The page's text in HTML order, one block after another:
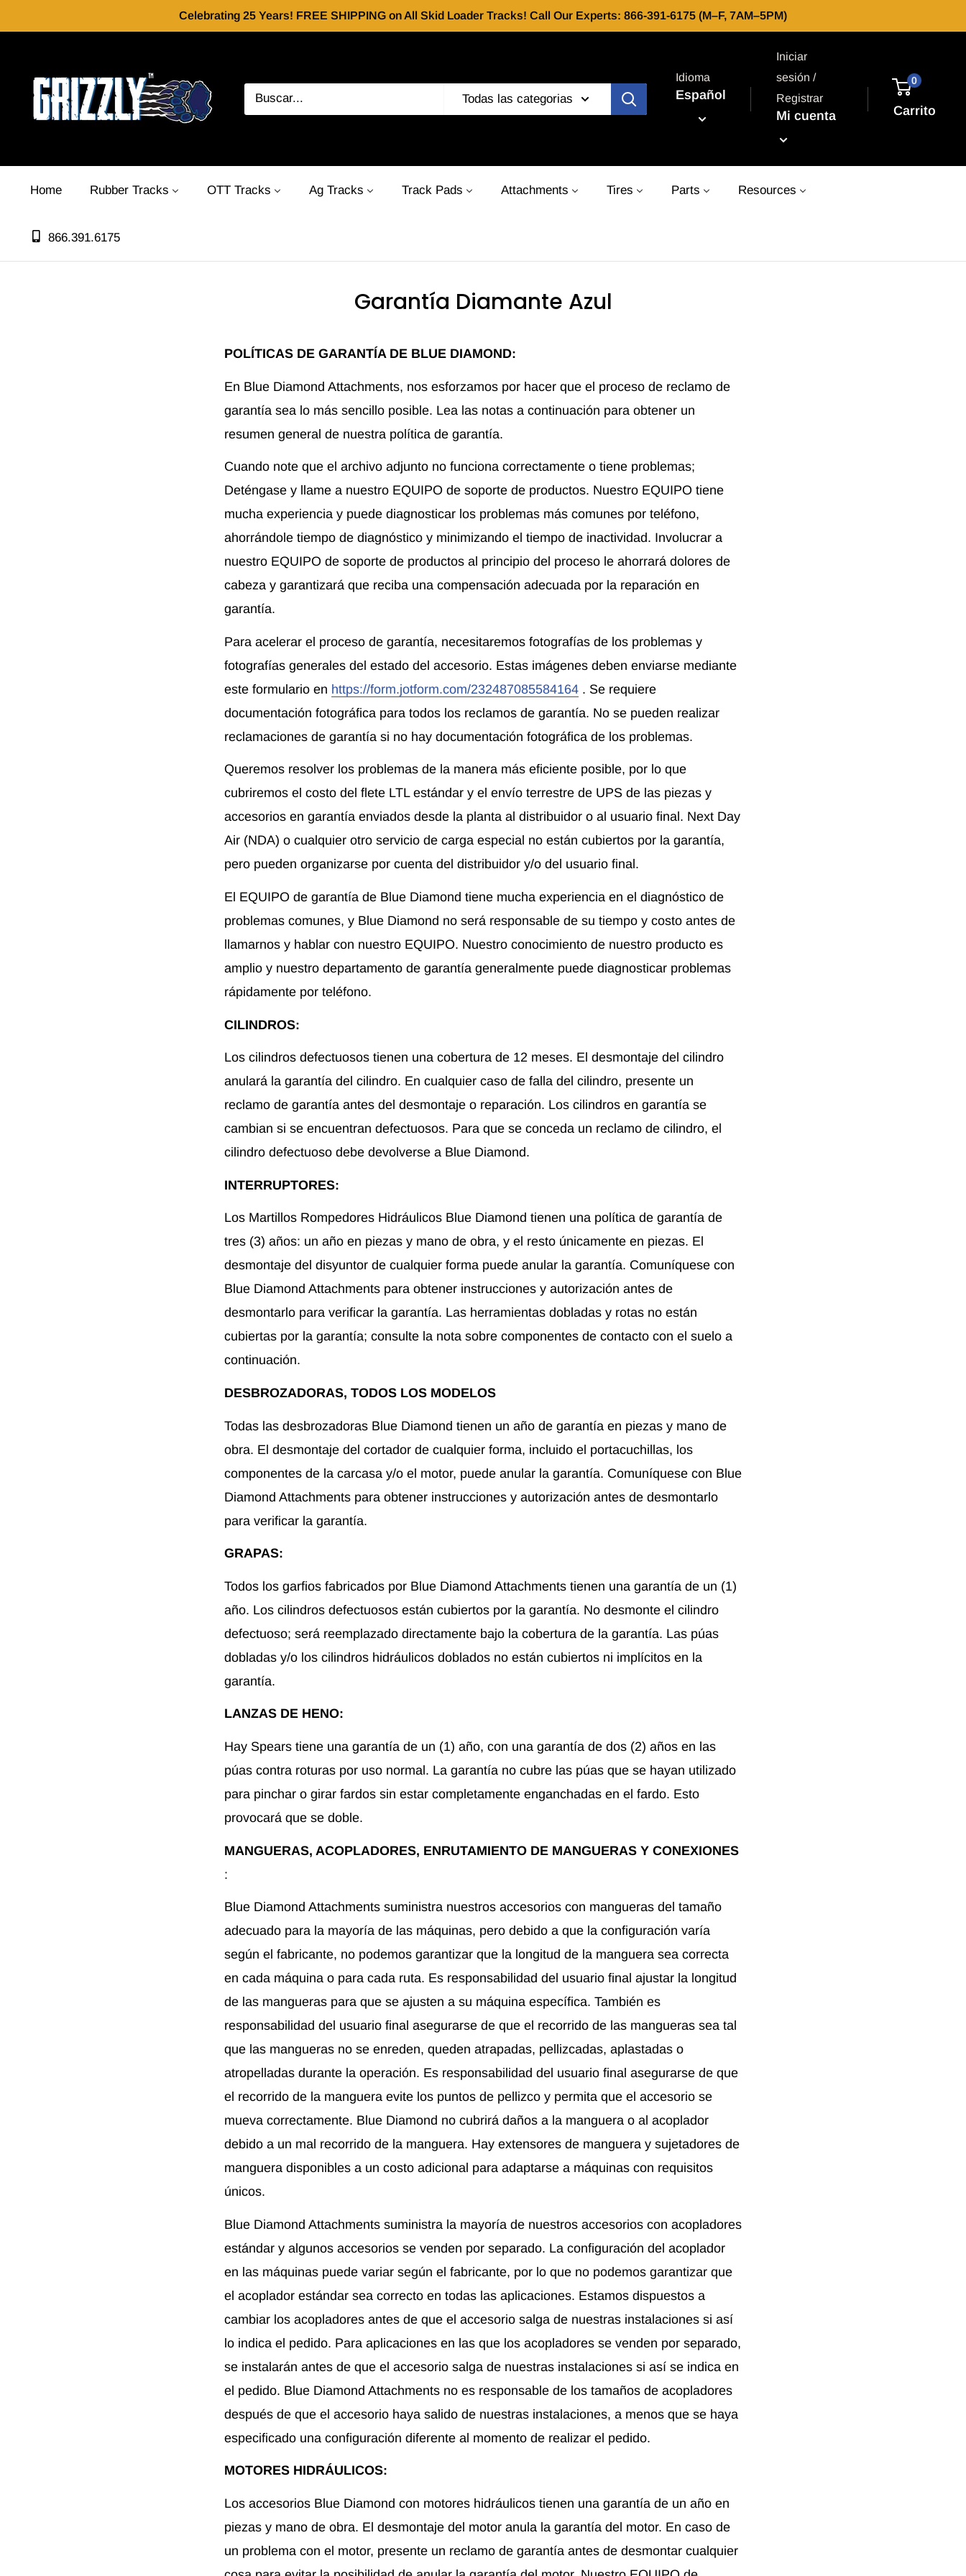
Celebrating 25 Years! FREE SHIPPING on All Skid Loader Tracks! Call Our Experts: 866-391-6175 (M–F, 7AM–5PM)
Todas las categorias
Idioma
Español
Iniciar
sesión /
Registrar
Mi cuenta
0
Carrito
Home Rubber Tracks OTT Tracks Ag Tracks Track Pads Attachments Tires Parts Resources
866.391.6175
Garantía Diamante Azul
POLÍTICAS DE GARANTÍA DE BLUE DIAMOND:
En Blue Diamond Attachments, nos esforzamos por hacer que el proceso de reclamo de
garantía sea lo más sencillo posible. Lea las notas a continuación para obtener un
resumen general de nuestra política de garantía.
Cuando note que el archivo adjunto no funciona correctamente o tiene problemas;
Deténgase y llame a nuestro EQUIPO de soporte de productos. Nuestro EQUIPO tiene
mucha experiencia y puede diagnosticar los problemas más comunes por teléfono,
ahorrándole tiempo de diagnóstico y minimizando el tiempo de inactividad. Involucrar a
nuestro EQUIPO de soporte de productos al principio del proceso le ahorrará dolores de
cabeza y garantizará que reciba una compensación adecuada por la reparación en
garantía.
Para acelerar el proceso de garantía, necesitaremos fotografías de los problemas y
fotografías generales del estado del accesorio. Estas imágenes deben enviarse mediante
este formulario en https://form.jotform.com/232487085584164 . Se requiere
documentación fotográfica para todos los reclamos de garantía. No se pueden realizar
reclamaciones de garantía si no hay documentación fotográfica de los problemas.
Queremos resolver los problemas de la manera más eficiente posible, por lo que
cubriremos el costo del flete LTL estándar y el envío terrestre de UPS de las piezas y
accesorios en garantía enviados desde la planta al distribuidor o al usuario final. Next Day
Air (NDA) o cualquier otro servicio de carga especial no están cubiertos por la garantía,
pero pueden organizarse por cuenta del distribuidor y/o del usuario final.
El EQUIPO de garantía de Blue Diamond tiene mucha experiencia en el diagnóstico de
problemas comunes, y Blue Diamond no será responsable de su tiempo y costo antes de
llamarnos y hablar con nuestro EQUIPO. Nuestro conocimiento de nuestro producto es
amplio y nuestro departamento de garantía generalmente puede diagnosticar problemas
rápidamente por teléfono.
CILINDROS:
Los cilindros defectuosos tienen una cobertura de 12 meses. El desmontaje del cilindro
anulará la garantía del cilindro. En cualquier caso de falla del cilindro, presente un
reclamo de garantía antes del desmontaje o reparación. Los cilindros en garantía se
cambian si se encuentran defectuosos. Para que se conceda un reclamo de cilindro, el
cilindro defectuoso debe devolverse a Blue Diamond.
INTERRUPTORES:
Los Martillos Rompedores Hidráulicos Blue Diamond tienen una política de garantía de
tres (3) años: un año en piezas y mano de obra, y el resto únicamente en piezas. El
desmontaje del disyuntor de cualquier forma puede anular la garantía. Comuníquese con
Blue Diamond Attachments para obtener instrucciones y autorización antes de
desmontarlo para verificar la garantía. Las herramientas dobladas y rotas no están
cubiertas por la garantía; consulte la nota sobre componentes de contacto con el suelo a
continuación.
DESBROZADORAS, TODOS LOS MODELOS
Todas las desbrozadoras Blue Diamond tienen un año de garantía en piezas y mano de
obra. El desmontaje del cortador de cualquier forma, incluido el portacuchillas, los
componentes de la carcasa y/o el motor, puede anular la garantía. Comuníquese con Blue
Diamond Attachments para obtener instrucciones y autorización antes de desmontarlo
para verificar la garantía.
GRAPAS:
Todos los garfios fabricados por Blue Diamond Attachments tienen una garantía de un (1)
año. Los cilindros defectuosos están cubiertos por la garantía. No desmonte el cilindro
defectuoso; será reemplazado directamente bajo la cobertura de la garantía. Las púas
dobladas y/o los cilindros hidráulicos doblados no están cubiertos ni implícitos en la
garantía.
LANZAS DE HENO:
Hay Spears tiene una garantía de un (1) año, con una garantía de dos (2) años en las
púas contra roturas por uso normal. La garantía no cubre las púas que se hayan utilizado
para pinchar o girar fardos sin estar completamente enganchadas en el fardo. Esto
provocará que se doble.
MANGUERAS, ACOPLADORES, ENRUTAMIENTO DE MANGUERAS Y CONEXIONES
:
Blue Diamond Attachments suministra nuestros accesorios con mangueras del tamaño
adecuado para la mayoría de las máquinas, pero debido a que la configuración varía
según el fabricante, no podemos garantizar que la longitud de la manguera sea correcta
en cada máquina o para cada ruta. Es responsabilidad del usuario final ajustar la longitud
de las mangueras para que se ajusten a su máquina específica. También es
responsabilidad del usuario final asegurarse de que el recorrido de las mangueras sea tal
que las mangueras no se enreden, queden atrapadas, pellizcadas, aplastadas o
atropelladas durante la operación. Es responsabilidad del usuario final asegurarse de que
el recorrido de la manguera evite los puntos de pellizco y permita que el accesorio se
mueva correctamente. Blue Diamond no cubrirá daños a la manguera o al acoplador
debido a un mal recorrido de la manguera. Hay extensores de manguera y sujetadores de
manguera disponibles a un costo adicional para adaptarse a máquinas con requisitos
únicos.
Blue Diamond Attachments suministra la mayoría de nuestros accesorios con acopladores
estándar y algunos accesorios se venden por separado. La configuración del acoplador
en las máquinas puede variar según el fabricante, por lo que no podemos garantizar que
el acoplador estándar sea correcto en todas las aplicaciones. Estamos dispuestos a
cambiar los acopladores antes de que el accesorio salga de nuestras instalaciones si así
lo indica el pedido. Para aplicaciones en las que los acopladores se venden por separado,
se instalarán antes de que el accesorio salga de nuestras instalaciones si así se indica en
el pedido. Blue Diamond Attachments no es responsable de los tamaños de acopladores
después de que el accesorio haya salido de nuestras instalaciones, a menos que se haya
especificado una configuración diferente al momento de realizar el pedido.
MOTORES HIDRÁULICOS:
Los accesorios Blue Diamond con motores hidráulicos tienen una garantía de un año en
piezas y mano de obra. El desmontaje del motor anula la garantía del motor. En caso de
un problema con el motor, presente un reclamo de garantía antes de desmontar cualquier